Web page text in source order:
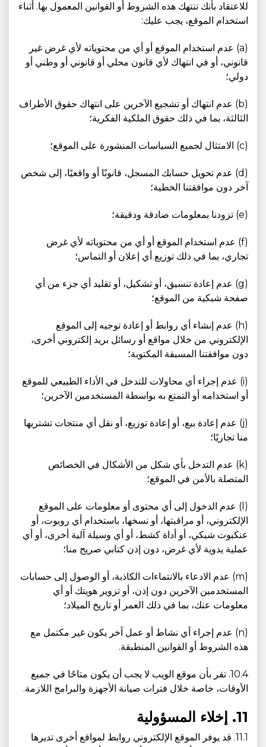
للاعتقاد بأنك تنتهك هذه الشروط أو القوانين المعمول بها. أثناء
استخدام الموقع، يجب عليك:
(a) عدم استخدام الموقع أو أي من محتوياته لأي غرض غير
قانوني، أو في انتهاك لأي قانون محلي أو قانوني أو وطني أو
دولي؛
(b) عدم انتهاك أو تشجيع الآخرين على انتهاك حقوق الأطراف
الثالثة، بما في ذلك حقوق الملكية الفكرية؛
(c) الامتثال لجميع السياسات المنشورة على الموقع؛
(d) عدم تحويل حسابك المسجل، قانونًا أو واقعيًا، إلى شخص
آخر دون موافقتنا الخطية؛
(e) تزودنا بمعلومات صادقة ودقيقة؛
(f) عدم استخدام الموقع أو أي من محتوياته لأي غرض
تجاري، بما في ذلك توزيع أي إعلان أو التماس؛
(g) عدم إعادة تنسيق، أو تشكيل، أو تقليد أي جزء من أي
صفحة شبكية من الموقع؛
(h) عدم إنشاء أي روابط أو إعادة توجيه إلى الموقع
الإلكتروني من خلال مواقع أو رسائل بريد إلكتروني أخرى،
دون موافقتنا المسبقة المكتوبة؛
(i) عدم إجراء أي محاولات للتدخل في الأداء الطبيعي للموقع
أو استخدامه أو التمتع به بواسطة المستخدمين الآخرين؛
(j) عدم إعادة بيع، أو إعادة توزيع، أو نقل أي منتجات تشتريها
منا تجاريًا؛
(k) عدم التدخل بأي شكل من الأشكال في الخصائص
المتصلة بالأمن في الموقع؛
(l) عدم الدخول إلى أي محتوى أو معلومات على الموقع
الإلكتروني، أو مراقبتها، أو نسخها، باستخدام أي روبوت، أو
عنكبوت شبكي، أو أداة كشط، أو أي وسيلة آلية أخرى، أو أي
عملية يدوية لأي غرض، دون إذن كتابي صريح منا؛
(m) عدم الادعاء بالانتماءات الكاذبة، أو الوصول إلى حسابات
المستخدمين الآخرين دون إذن، أو تزوير هويتك أو أي
معلومات عنك، بما في ذلك العمر أو تاريخ الميلاد؛
(n) عدم إجراء أي نشاط أو عمل آخر يكون غير مكتمل مع
هذه الشروط أو القوانين المنطبقة.
10.4. تقر بأن موقع الويب لا يجب أن يكون متاحًا في جميع
الأوقات، خاصة خلال فترات صيانة الأجهزة والبرامج اللازمة.
11. إخلاء المسؤولية
11.1. قد يوفر الموقع الإلكتروني روابط لمواقع أخرى تديرها